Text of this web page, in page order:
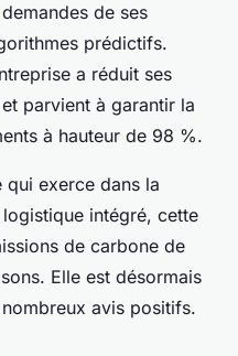
de ses
prédictifs.
a réduit ses
parvient à garantir la
à hauteur de 98 %.
qui exerce dans la
intégré, cette
de carbone de
Elle est désormais
avis positifs.